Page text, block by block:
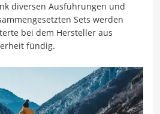
diversen Ausführungen und
Sets werden
bei dem Hersteller aus
fündig.